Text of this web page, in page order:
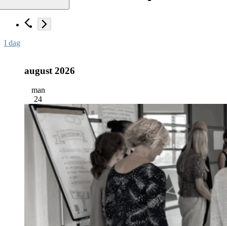
Begivenheder
I dag
august 2026
man
24